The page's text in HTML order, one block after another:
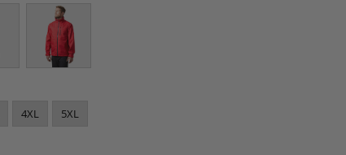
4XL 5XL